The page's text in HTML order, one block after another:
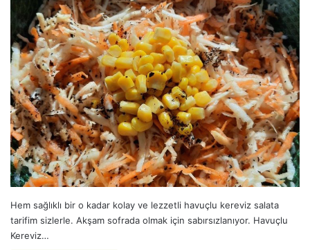
Hem sağlıklı bir o kadar kolay ve lezzetli havuçlu kereviz salata
tarifim sizlerle. Akşam sofrada olmak için sabırsızlanıyor. Havuçlu
Kereviz…